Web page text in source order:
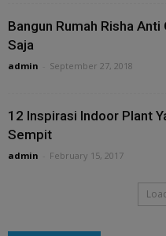
Bangun Rumah Risha
Saja
admin September 27, 2018
12 Inspirasi Indoor Plant
Sempit
admin February 15, 2017